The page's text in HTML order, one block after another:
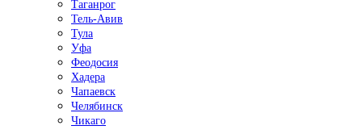
Таганрог
Тель-Авив
Тула
Уфа
Феодосия
Хадера
Чапаевск
Челябинск
Чикаго